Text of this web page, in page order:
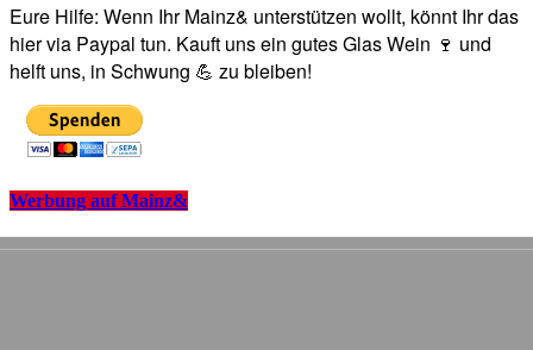
Eure Hilfe: Wenn Ihr Mainz& unterstützen wollt, könnt Ihr das
hier via Paypal tun. Kauft uns ein gutes Glas Wein 🍷 und
helft uns, in Schwung 💪 zu bleiben!
Werbung auf Mainz&